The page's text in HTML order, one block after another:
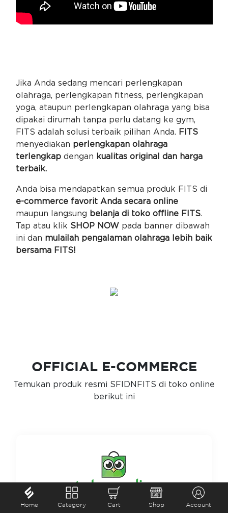
Home Category Cart Shop Account
Jika Anda sedang mencari perlengkapan
olahraga, perlengkapan fitness, perlengkapan
yoga, ataupun perlengkapan olahraga yang bisa
dipakai dirumah tanpa perlu datang ke gym,
FITS adalah solusi terbaik pilihan Anda. FITS
menyediakan perlengkapan olahraga
terlengkapdengan kualitas original dan harga
terbaik.
Anda bisa mendapatkan semua produk FITS di
e-commerce favorit Anda secara online
maupun langsung belanja di toko offline FITS.
Tap atau klik SHOP NOW pada banner dibawah
ini dan mulailah pengalaman olahraga lebih baik
bersama FITS!
OFFICIAL E-COMMERCE
Temukan produk resmi SFIDNFITS di toko online
berikut ini